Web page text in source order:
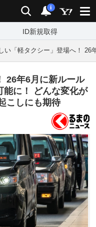
検索 通知
i
ID新規取得
い「軽タクシー」登場へ！ 26
26年6月に新ルール
能に！ どんな変化が
こしにも期待